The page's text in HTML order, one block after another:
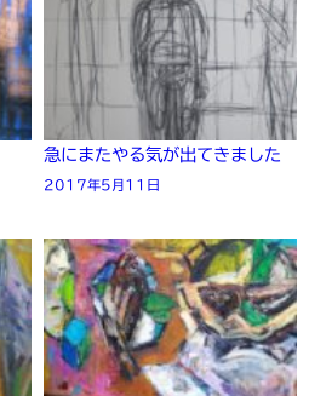
急にまたやる気が出てきました
2017年5月11日